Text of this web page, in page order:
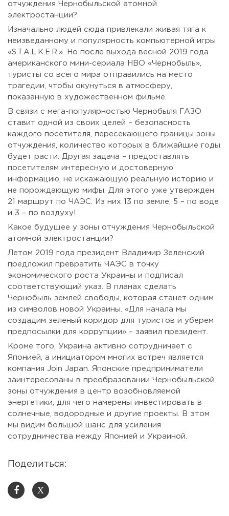
отчуждения Чернобыльской атомной
электростанции?
Изначально людей сюда привлекали живая тяга к
неизведанному и популярность компьютерной игры
«S.T.A.L.K.E.R.». Но после выхода весной 2019 года
американского мини-сериала HBO «Чернобыль»,
туристы со всего мира отправились на место
трагедии, чтобы окунуться в атмосферу,
показанную в художественном фильме.
В связи с мега-популярностью Чернобыля ГАЗО
ставит одной из своих целей – безопасность
каждого посетителя, пересекающего границы зоны
отчуждения, количество которых в ближайшие годы
будет расти. Другая задача – предоставлять
посетителям интересную и достоверную
информацию, не искажающую реальную историю и
не порождающую мифы. Для этого уже утвержден
21 маршрут по ЧАЭС. Из них 13 по земле, 5 – по воде
и 3 – по воздуху!
Какое будущее у зоны отчуждения Чернобыльской
атомной электростанции?
Летом 2019 года президент Владимир Зеленский
предложил превратить ЧАЭС в точку
экономического роста Украины и подписал
соответствующий указ. В планах сделать
Чернобыль землей свободы, которая станет одним
из символов новой Украины. «Для начала мы
создадим зеленый коридор для туристов и уберем
предпосылки для коррупции» – заявил президент.
Кроме того, Украина активно сотрудничает с
Японией, а инициатором многих встреч является
компания Join Japan. Японские предприниматели
заинтересованы в преобразовании Чернобыльской
зоны отчуждения в центр возобновляемой
энергетики, для чего намерены инвестировать в
солнечные, водородные и другие проекты. В этом
мы видим большой шанс для усиления
сотрудничества между Японией и Украиной.
Поделиться:
X